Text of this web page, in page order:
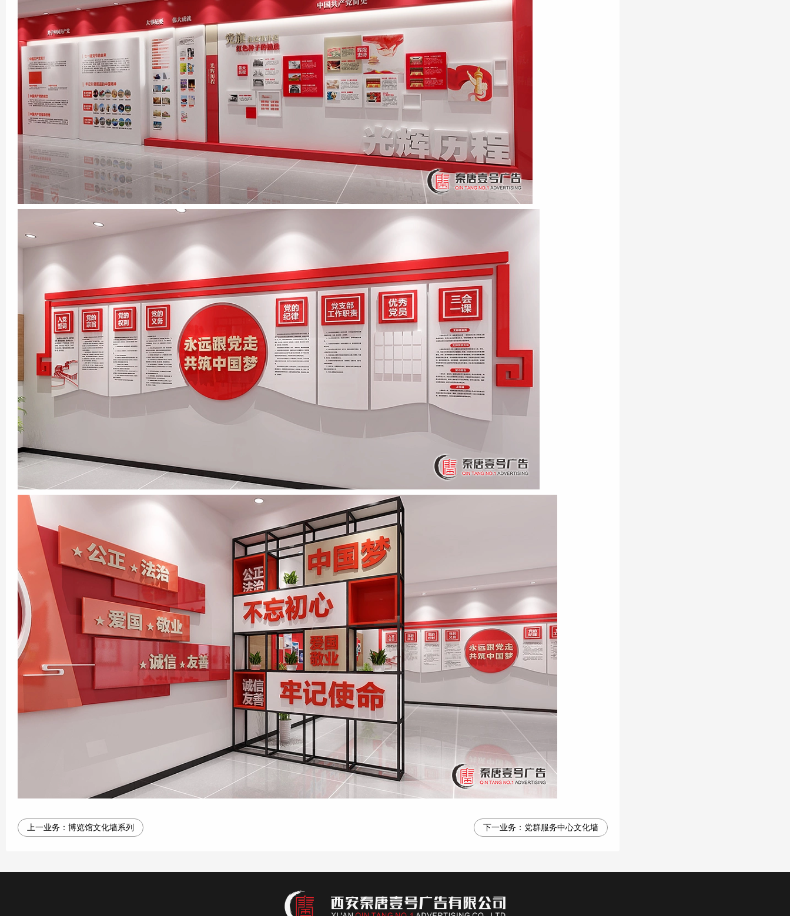
上一业务： 博览馆文化墙系列 下一业务： 党群服务中心文化墙